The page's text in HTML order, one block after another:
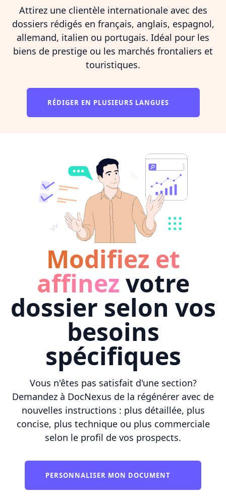
Attirez une clientèle internationale avec des
dossiers rédigés en français, anglais, espagnol,
allemand, italien ou portugais. Idéal pour les
biens de prestige ou les marchés frontaliers et
touristiques.
RÉDIGER EN PLUSIEURS LANGUES
Modifiez et
affinez votre
dossier selon vos
besoins
spécifiques
Vous n'êtes pas satisfait d'une section?
Demandez à DocNexus de la régénérer avec de
nouvelles instructions : plus détaillée, plus
concise, plus technique ou plus commerciale
selon le profil de vos prospects.
PERSONNALISER MON DOCUMENT